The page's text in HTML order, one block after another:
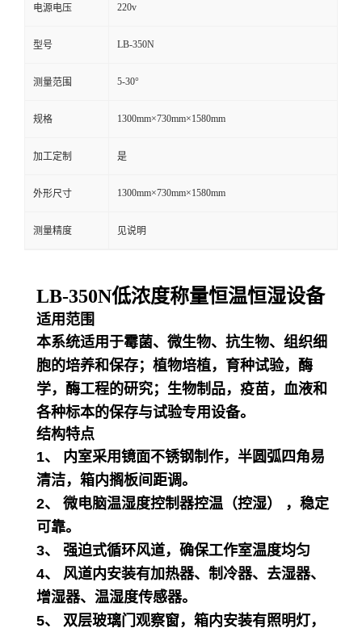
留
电源电压 220v
型号 LB-350N
测量范围 5-30°
规格 1300mm×730mm×1580mm
加工定制 是
外形尺寸 1300mm×730mm×1580mm
测量精度 见说明
LB-350N低浓度称量恒温恒湿设备
适用范围
本系统适用于霉菌、微生物、抗生物、组织细
胞的培养和保存；植物培植，育种试验，酶
学，酶工程的研究；生物制品，疫苗，血液和
各种标本的保存与试验专用设备。
结构特点
1、 内室采用镜面不锈钢制作，半圆弧四角易
清洁，箱内搁板间距调。
2、 微电脑温湿度控制器控温（控湿） ，稳定
可靠。
3、 强迫式循环风道，确保工作室温度均匀
4、 风道内安装有加热器、制冷器、去湿器、
增湿器、温湿度传感器。
5、 双层玻璃门观察窗，箱内安装有照明灯，